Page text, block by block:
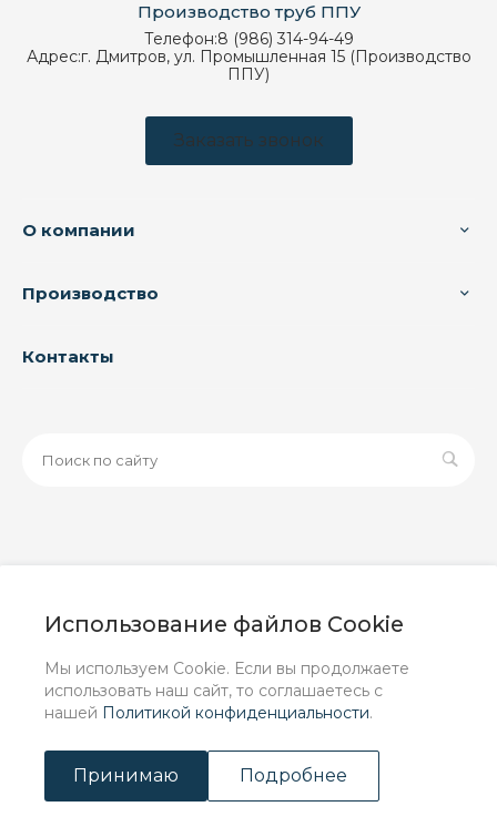
Использование файлов Cookie
Мы используем Cookie. Если вы продолжаете
использовать наш сайт, то соглашаетесь с
нашей Политикой конфиденциальности.
Принимаю Подробнее
Производство труб ППУ
Телефон:8 (986) 314-94-49
Адрес:г. Дмитров, ул. Промышленная 15 (Производство
ППУ)
Заказать звонок
О компании
Производство
Контакты
информационный характер и ни при каких условиях не
положениями Статьи 437 (2) ГК РФ.